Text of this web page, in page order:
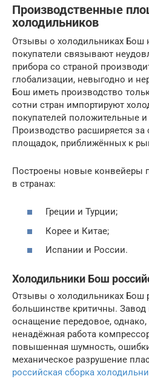
Производственные
холодильников
Отзывы о холодильниках Бош
покупатели связывают
прибора со страной
глобализации, невыгодно и
Бош иметь производство
сотни стран импортируют
покупателей положительные
Производство расширяется
площадок, приближённых к
Построены новые конвейеры
в странах:
Греции и Турции;
Корее и Китае;
Испании и России.
Холодильники Бош
Отзывы о холодильниках Бош
большинстве критичны. Завод
оснащение передовое,
ненадёжная работа
повышенная шумность,
механическое разрушение
российская сборка